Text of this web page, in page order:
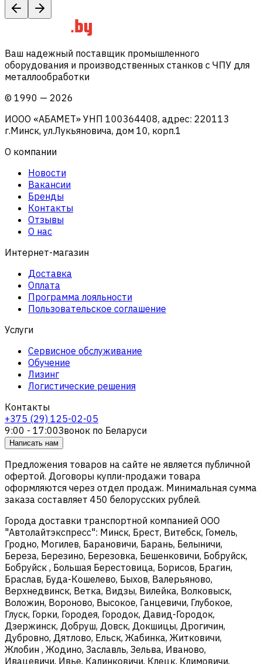
Ваш надежный поставщик промышленного
оборудования и производственных станков с ЧПУ для
металлообработки
© 1990 — 2026
ИООО «АБАМЕТ» УНП 100364408, адрес: 220113
г.Минск, ул.Лукьяновича, дом 10, корп.1
О компании
Новости
Вакансии
Бренды
Контакты
Отзывы
О нас
Интернет-магазин
Доставка
Оплата
Программа лояльности
Пользовательское соглашение
Услуги
Сервисное обслуживание
Обучение
Лизинг
Логистические решения
Контакты
+375 (29) 125-02-05
9:00 - 17:00Звонок по Беларуси
Написать нам
Предложения товаров на сайте не является публичной
офертой. Договоры купли-продажи товара
оформляются через отдел продаж. Минимальная сумма
заказа составляет 450 белорусских рублей.
Города доставки транспортной компанией ООО
"Автолайтэкспресс": Минск, Брест, Витебск, Гомель,
Гродно, Могилев, Барановичи, Барань, Белыничи,
Береза, Березино, Березовка, Бешенковичи, Бобруйск,
Бобруйск , Большая Берестовица, Борисов, Брагин,
Браслав, Буда-Кошелево, Быхов, Валерьяново,
Верхнедвинск, Ветка, Видзы, Вилейка, Волковыск,
Воложин, Вороново, Высокое, Ганцевичи, Глубокое,
Глуск, Горки, Городея, Городок, Давид-Городок,
Дзержинск, Добруш, Довск, Докшицы, Дрогичин,
Дубровно, Дятлово, Ельск, Жабинка, Житковичи,
Жлобин , Жодино, Заславль, Зельва, Иваново,
Ивацевичи, Ивье, Калинковичи, Клецк, Климовичи,